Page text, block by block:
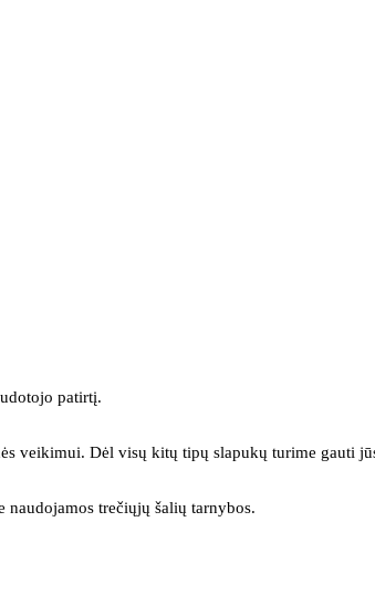
patirtį.
veikimui. Dėl visų kitų tipų slapukų turime gauti
naudojamos trečiųjų šalių tarnybos.